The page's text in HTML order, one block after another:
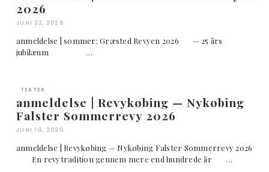
2026
JUNI 22, 2026
anmeldelse | sommer: Græsted Revyen 2026 — 25 års
jubilæum …
TEATER
anmeldelse | Revykøbing — Nykøbing
Falster Sommerrevy 2026
JUNI 19, 2026
anmeldelse | Revykøbing — Nykøbing Falster Sommerrevy 2026
En revytradition gennem mere end hundrede år …